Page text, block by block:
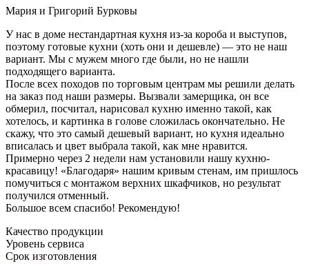
Мария и Григорий Бурковы
У нас в доме нестандартная кухня из-за короба и выступов,
поэтому готовые кухни (хоть они и дешевле) — это не наш
вариант. Мы с мужем много где были, но не нашли
подходящего варианта.
После всех походов по торговым центрам мы решили делать
на заказ под наши размеры. Вызвали замерщика, он все
обмерил, посчитал, нарисовал кухню именно такой, как
хотелось, и картинка в голове сложилась окончательно. Не
скажу, что это самый дешевый вариант, но кухня идеально
вписалась и цвет выбрала такой, как мне нравится.
Примерно через 2 недели нам установили нашу кухню-
красавицу! «Благодаря» нашим кривым стенам, им пришлось
помучиться с монтажом верхних шкафчиков, но результат
получился отменный.
Большое всем спасибо! Рекомендую!
Качество продукции
Уровень сервиса
Срок изготовления